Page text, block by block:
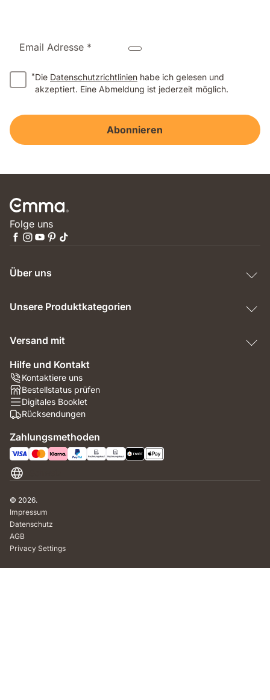
Email Adresse *
*Die Datenschutzrichtlinien habe ich gelesen und
akzeptiert. Eine Abmeldung ist jederzeit möglich.
Abonnieren
Folge uns
Über uns
Unsere Produktkategorien
Versand mit
Hilfe und Kontakt
Kontaktiere uns
Bestellstatus prüfen
Digitales Booklet
Rücksendungen
Zahlungsmethoden
© 2026.
Impressum
Datenschutz
AGB
Privacy Settings